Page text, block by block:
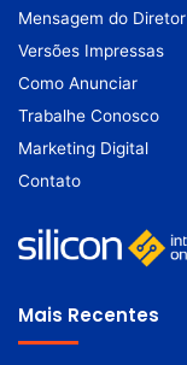
Mensagem do Diretor
Versões Impressas
Como Anunciar
Trabalhe Conosco
Marketing Digital
Contato
Mais Recentes